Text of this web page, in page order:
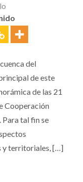
del
de este
de las 21
Cooperación
Para tal fin se
y territoriales, […]